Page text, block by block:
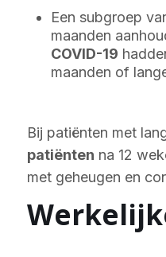
Een subgroep
maanden
COVID-19
maanden of
Bij patiënten met
patiënten na 12
met geheugen en